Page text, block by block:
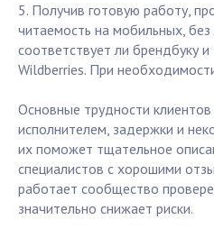
5. Получив готовую работу,
читаемость на мобильных,
соответствует ли брендбуку
Wildberries. При
Основные трудности
исполнителем, задержки и
их поможет тщательное
специалистов с хорошими
работает сообщество
значительно снижает риски.